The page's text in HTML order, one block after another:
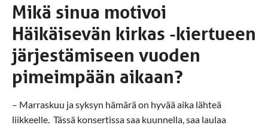
Mikä sinua motivoi
Häikäisevän kirkas -kiertueen
järjestämiseen vuoden
pimeimpään aikaan?
– Marraskuu ja syksyn hämärä on hyvää aika lähteä
liikkeelle. Tässä konsertissa saa kuunnella, saa laulaa